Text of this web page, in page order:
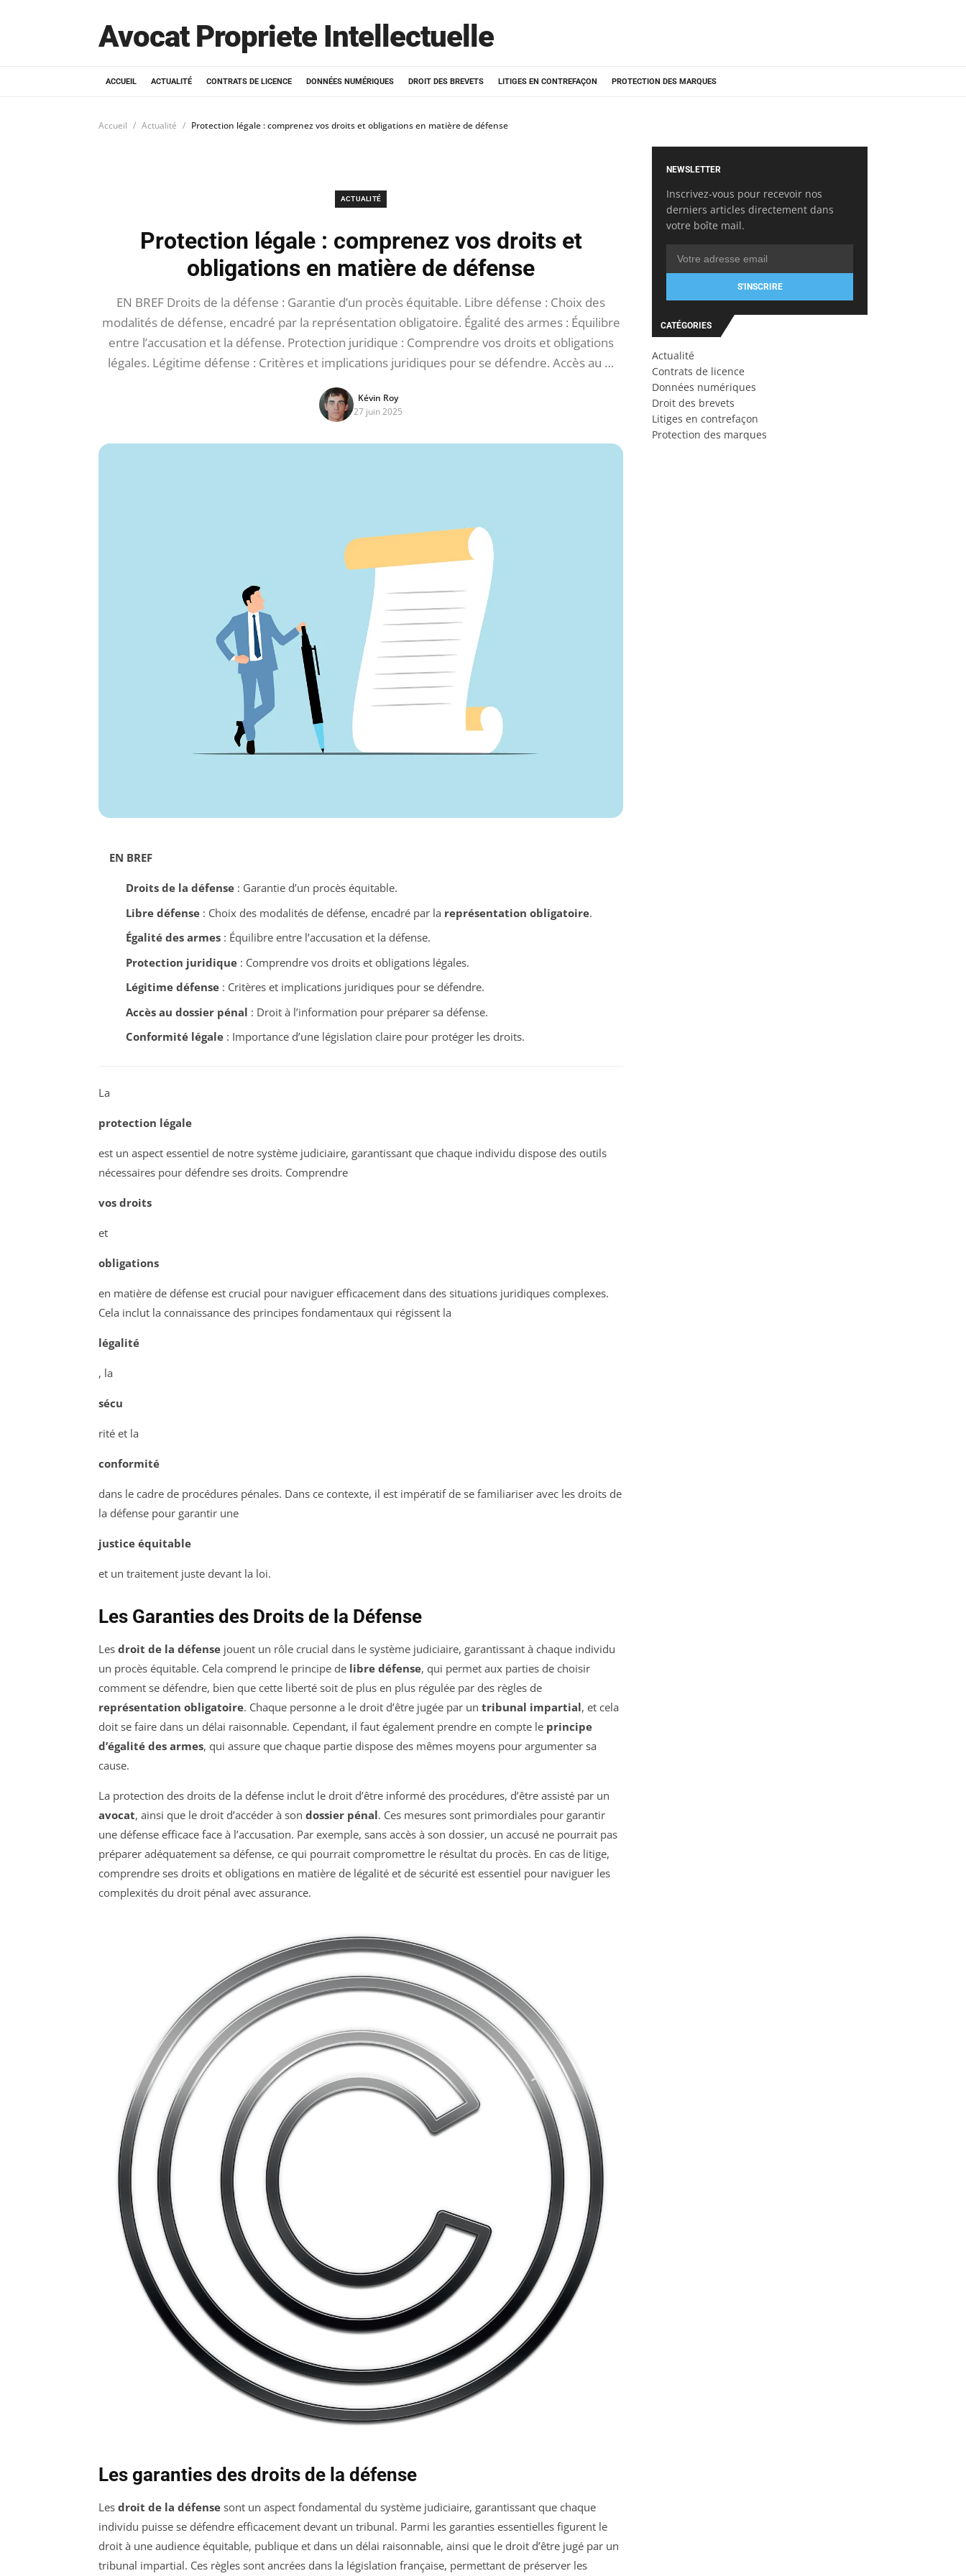
Avocat Propriete Intellectuelle
ACCUEIL ACTUALITÉ CONTRATS DE LICENCE DONNÉES NUMÉRIQUES DROIT DES BREVETS LITIGES EN CONTREFAÇON PROTECTION DES MARQUES
Accueil Actualité Protection légale : comprenez vos droits et obligations en matière de défense
ACTUALITÉ
Protection légale : comprenez vos droits et
obligations en matière de défense
EN BREF Droits de la défense : Garantie d’un procès équitable. Libre défense : Choix des
modalités de défense, encadré par la représentation obligatoire. Égalité des armes : Équilibre
entre l’accusation et la défense. Protection juridique : Comprendre vos droits et obligations
légales. Légitime défense : Critères et implications juridiques pour se défendre. Accès au …
Kévin Roy
27 juin 2025
EN BREF
Droits de la défense: Garantie d’un procès équitable.
Libre défense: Choix des modalités de défense, encadré par la représentation obligatoire.
Égalité des armes: Équilibre entre l’accusation et la défense.
Protection juridique: Comprendre vos droits et obligations légales.
Légitime défense: Critères et implications juridiques pour se défendre.
Accès au dossier pénal : Droit à l’information pour préparer sa défense.
Conformité légale: Importance d’une législation claire pour protéger les droits.
La
protection légale
est un aspect essentiel de notre système judiciaire, garantissant que chaque individu dispose des outils
nécessaires pour défendre ses droits. Comprendre
vos droits
et
obligations
en matière de défense est crucial pour naviguer efficacement dans des situations juridiques complexes.
Cela inclut la connaissance des principes fondamentaux qui régissent la
légalité
, la
sécu
rité et la
conformité
dans le cadre de procédures pénales. Dans ce contexte, il est impératif de se familiariser avec les droits de
la défense pour garantir une
justice équitable
et un traitement juste devant la loi.
Les Garanties des Droits de la Défense
Les droit de la défense jouent un rôle crucial dans le système judiciaire, garantissant à chaque individu
un procès équitable. Cela comprend le principe de libre défense, qui permet aux parties de choisir
comment se défendre, bien que cette liberté soit de plus en plus régulée par des règles de
représentation obligatoire. Chaque personne a le droit d’être jugée par un tribunal impartial, et cela
doit se faire dans un délai raisonnable. Cependant, il faut également prendre en compte le principe
d’égalité des armes, qui assure que chaque partie dispose des mêmes moyens pour argumenter sa
cause.
La protection des droits de la défense inclut le droit d’être informé des procédures, d’être assisté par un
avocat, ainsi que le droit d’accéder à son dossier pénal. Ces mesures sont primordiales pour garantir
une défense efficace face à l’accusation. Par exemple, sans accès à son dossier, un accusé ne pourrait pas
préparer adéquatement sa défense, ce qui pourrait compromettre le résultat du procès. En cas de litige,
comprendre ses droits et obligations en matière de légalité et de sécurité est essentiel pour naviguer les
complexités du droit pénal avec assurance.
Les garanties des droits de la défense
Les droit de la défense sont un aspect fondamental du système judiciaire, garantissant que chaque
individu puisse se défendre efficacement devant un tribunal. Parmi les garanties essentielles figurent le
droit à une audience équitable, publique et dans un délai raisonnable, ainsi que le droit d’être jugé par un
tribunal impartial. Ces règles sont ancrées dans la législation française, permettant de préserver les
NEWSLETTER
Inscrivez-vous pour recevoir nos
derniers articles directement dans
votre boîte mail.
S'INSCRIRE
CATÉGORIES
Actualité
Contrats de licence
Données numériques
Droit des brevets
Litiges en contrefaçon
Protection des marques